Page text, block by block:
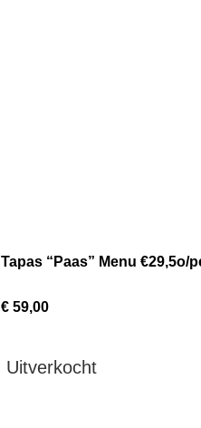
Tapas “Paas” Menu €29,5o/
€ 59,00
Uitverkocht